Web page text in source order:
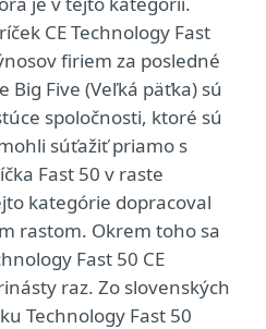
CE Technology Fast
firiem za posledné
Big Five (Veľká päťka) sú
spoločnosti, ktoré sú
súťažiť priamo s
Fast 50 v raste
kategórie dopracoval
rastom. Okrem toho sa
Fast 50 CE
raz. Zo slovenských
Technology Fast 50